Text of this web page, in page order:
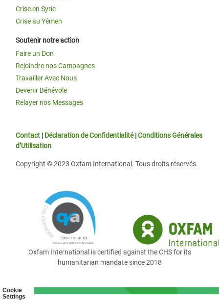
Cookie
Settings
Crise en Syrie
Crise au Yémen
Soutenir notre action
Faire un Don
Rejoindre nos Campagnes
Travailler Avec Nous
Devenir Bénévole
Relayer nos Messages
Contact | Déclaration de Confidentialité|Conditions Générales
d’Utilisation
Copyright © 2023 Oxfam International. Tous droits réservés.
Oxfam International is certified against the CHS for its
humanitarian mandate since 2018